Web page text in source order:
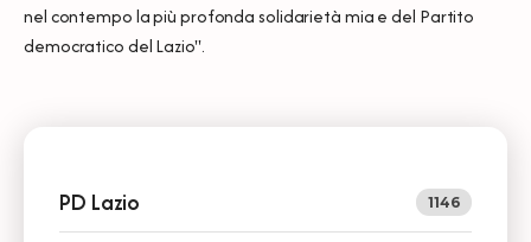
nel contempo la più profonda solidarietà mia e del Partito
democratico del Lazio".
PD Lazio 1146